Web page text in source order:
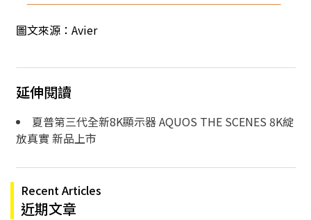
圖文來源： Avier
延伸閱讀
夏普第三代全新8K顯示器 AQUOS THE SCENES 8K綻
放真實 新品上市
Recent Articles
近期文章